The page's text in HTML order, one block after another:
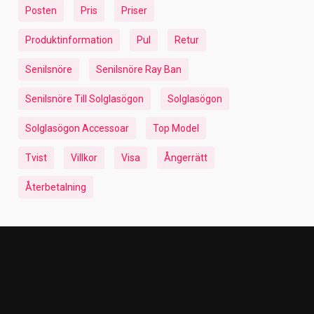
Posten Pris Priser
Produktinformation Pul Retur
Senilsnöre Senilsnöre Ray Ban
Senilsnöre Till Solglasögon Solglasögon
Solglasögon Accessoar Top Model
Tvist Villkor Visa Ångerrätt
Återbetalning